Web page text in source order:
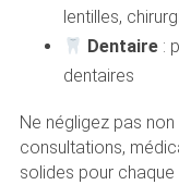
lentilles,
Dentaire:
dentaires
Ne négligez pas non
consultations,
solides pour